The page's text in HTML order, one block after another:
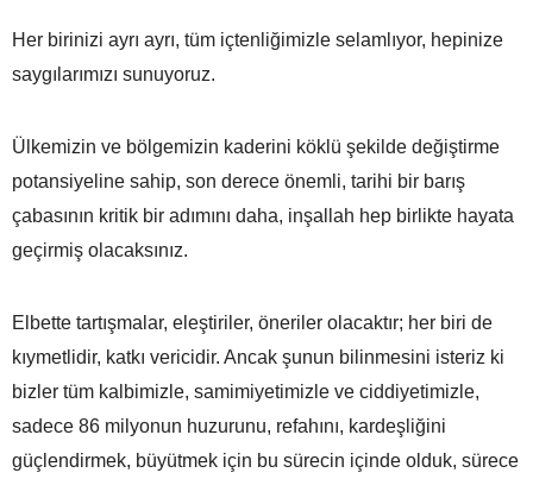
Her birinizi ayrı ayrı, tüm içtenliğimizle selamlıyor, hepinize
saygılarımızı sunuyoruz.
Ülkemizin ve bölgemizin kaderini köklü şekilde değiştirme
potansiyeline sahip, son derece önemli, tarihi bir barış
çabasının kritik bir adımını daha, inşallah hep birlikte hayata
geçirmiş olacaksınız.
Elbette tartışmalar, eleştiriler, öneriler olacaktır; her biri de
kıymetlidir, katkı vericidir. Ancak şunun bilinmesini isteriz ki
bizler tüm kalbimizle, samimiyetimizle ve ciddiyetimizle,
sadece 86 milyonun huzurunu, refahını, kardeşliğini
güçlendirmek, büyütmek için bu sürecin içinde olduk, sürece